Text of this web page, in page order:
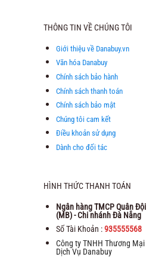
THÔNG TIN VỀ CHÚNG TÔI
Giới thiệu về Danabuy.vn
Văn hóa Danabuy
Chính sách bảo hành
Chính sách thanh toán
Chính sách bảo mật
Chúng tôi cam kết
Điều khoản sử dụng
Dành cho đối tác
HÌNH THỨC THANH TOÁN
Ngân hàng TMCP Quân Đội
(MB) - Chi nhánh Đà Nẵng
Số Tài Khoản :935555568
Công ty TNHH Thương Mại
Dịch Vụ Danabuy